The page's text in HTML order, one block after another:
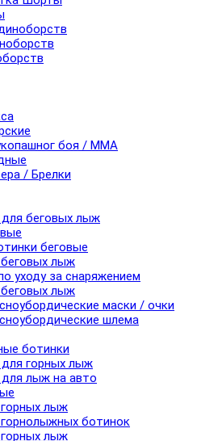
боя / ММА
/ Брелки
для беговых лыж
беговые
лыж
уходу за снаряжением
лыж
маски / очки
шлема
ботинки
для горных лыж
для лыж на авто
лыж
ботинок
лыж